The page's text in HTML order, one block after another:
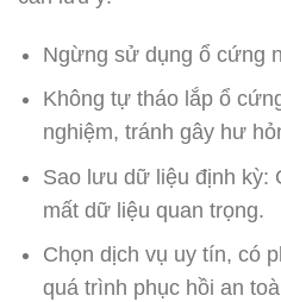
Ngừng sử dụng ổ cứng
Không tự tháo lắp ổ
nghiệm, tránh gây hư
Sao lưu dữ liệu định kỳ:
mất dữ liệu quan trọng.
Chọn dịch vụ uy tín, có
quá trình phục hồi an